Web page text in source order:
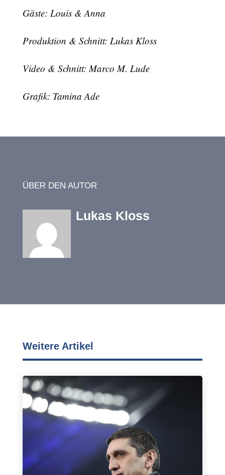
Gäste: Louis & Anna
Produktion & Schnitt: Lukas Kloss
Video & Schnitt: Marco M. Lude
Grafik: Tamina Ade
ÜBER DEN AUTOR
Lukas Kloss
Weitere Artikel